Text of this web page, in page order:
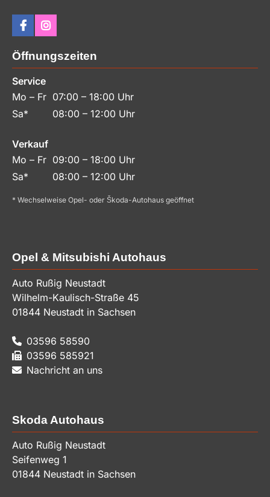
Öffnungszeiten
Service
Mo – Fr 07:00 – 18:00 Uhr
Sa*
08:00 – 12:00 Uhr
Verkauf
Mo – Fr 09:00 – 18:00 Uhr
Sa*
08:00 – 12:00 Uhr
* Wechselweise Opel- oder Škoda-Autohaus geöffnet
Opel & Mitsubishi Autohaus
Auto Rußig Neustadt
Wilhelm-Kaulisch-Straße 45
01844 Neustadt in Sachsen
03596 58590
03596 585921
Nachricht an uns
Skoda Autohaus
Auto Rußig Neustadt
Seifenweg 1
01844 Neustadt in Sachsen